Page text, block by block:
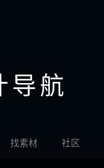
导航
找素材 社区